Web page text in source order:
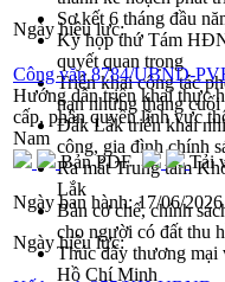
Sơ kết 6 tháng đầu
Kỳ họp thứ Tám
quyết quan trọng
Triển khai công tác
nạn những tháng cuối
Đắk Lắk triển khai
công, gia đình chính
Ra mắt Trung tâm
Lắk
Bàn cơ chế, chính
cho người có đất thu
Thúc đẩy thương
Hồ Chí Minh
Ngày hiệu lực:
Công văn 8784/UBND-
Hướng dẫn triển khai thực
cấp, phân quyền lĩnh vực
Nam
Bản PDF
Tải
Ngày ban hành:17/06/2026
Ngày hiệu lực: